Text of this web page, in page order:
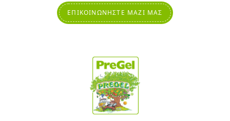
ΕΠΙΚΟΙΝΩΝΉΣΤΕ ΜΑΖΊ ΜΑΣ